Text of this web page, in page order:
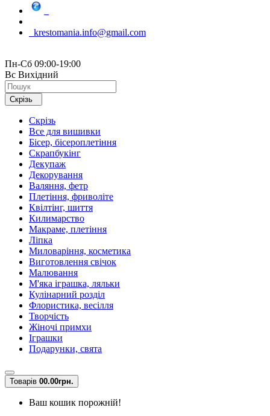
krestomania.info@gmail.com
Пн-Сб 09:00-19:00
Вс Вихідний
Скрізь
Скрізь
Все для вишивки
Бісер, бісероплетіння
Скрапбукінг
Декупаж
Декорування
Валяння, фетр
Плетіння, фриволіте
Квілтінг, шиття
Килимарство
Макраме, плетіння
Ліпка
Миловаріння, косметика
Виготовлення свічок
Малювання
М'яка іграшка, ляльки
Кулінарний розділ
Флористика, весілля
Творчість
Жіночі примхи
Іграшки
Подарунки, свята
Товарів 00.00грн.
Ваш кошик порожній!